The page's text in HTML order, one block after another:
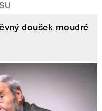
doušek moudré